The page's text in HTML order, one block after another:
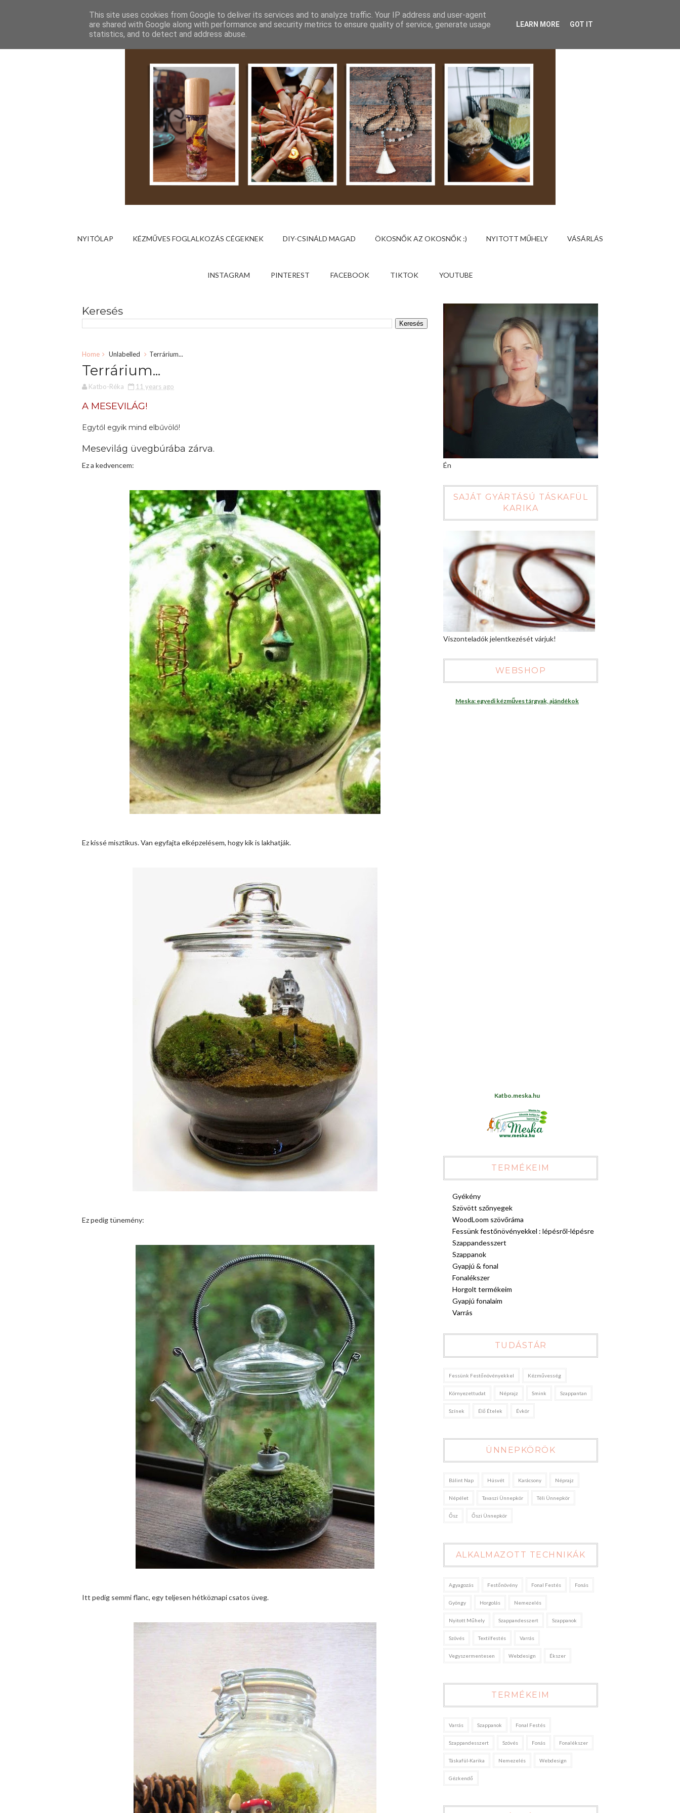
NYITÓLAP KÉZMŰVES FOGLALKOZÁS CÉGEKNEK DIY-CSINÁLD MAGAD ÖKOSNŐK AZ OKOSNŐK :) NYITOTT MŰHELY VÁSÁRLÁS
INSTAGRAM PINTEREST FACEBOOK TIKTOK YOUTUBE
Keresés
Home Unlabelled Terrárium...
Terrárium...
Katbo-Réka 11 years ago
A MESEVILÁG!
Egytől egyik mind elbűvölő!
Mesevilág üvegbúrába zárva.
Ez a kedvencem:
Ez kissé misztikus. Van egyfajta elképzelésem, hogy kik is lakhatják.
Ez pedig tünemény:
Itt pedig semmi flanc, egy teljesen hétköznapi csatos üveg.
Én
SAJÁT GYÁRTÁSÚ TÁSKAFÜL
KARIKA
Viszonteladók jelentkezését várjuk!
WEBSHOP
Meska: egyedi kézműves tárgyak, ajándékok
Katbo.meska.hu
TERMÉKEIM
Gyékény
Szövött szőnyegek
WoodLoom szövőráma
Fessünk festőnövényekkel : lépésről-lépésre
Szappandesszert
Szappanok
Gyapjú & fonal
Fonalékszer
Horgolt termékeim
Gyapjú fonalaim
Varrás
TUDÁSTÁR
Fessünk Festőnövényekkel Kézművesség
Környezettudat Néprajz Smink Szappantan
Színek Élő Ételek Évkör
ÜNNEPKÖRÖK
Bálint Nap Húsvét Karácsony Néprajz
Népélet Tavaszi Ünnepkör Téli Ünnepkör
Ősz Őszi Ünnepkör
ALKALMAZOTT TECHNIKÁK
Agyagozás Festőnövény Fonal Festés Fonás
Gyöngy Horgolás Nemezelés
Nyitott Műhely Szappandesszert Szappanok
Szövés Textilfestés Varrás
Vegyszermentesen Webdesign Ékszer
TERMÉKEIM
Varrás Szappanok Fonal Festés
Szappandesszert Szövés Fonás Fonalékszer
Táskafül-Karika Nemezelés Webdesign
Gézkendő
This site uses cookies from Google to deliver its services and to analyze traffic. Your IP address and user-agent
are shared with Google along with performance and security metrics to ensure quality of service, generate usage
statistics, and to detect and address abuse.
LEARN MORE GOT IT